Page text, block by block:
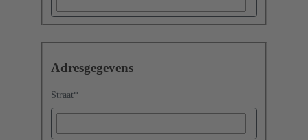
Adresgegevens
Straat*